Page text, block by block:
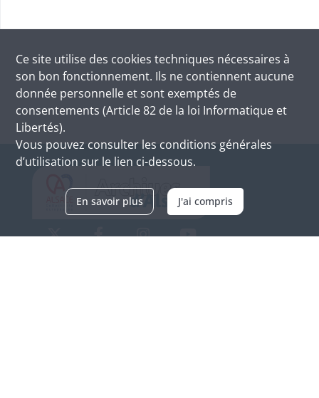
Ce site utilise des cookies techniques nécessaires à
son bon fonctionnement. Ils ne contiennent aucune
donnée personnelle et sont exemptés de
consentements (Article 82 de la loi Informatique et
Libertés).
Vous pouvez consulter les conditions générales
d’utilisation sur le lien ci-dessous.
En savoir plus J'ai compris